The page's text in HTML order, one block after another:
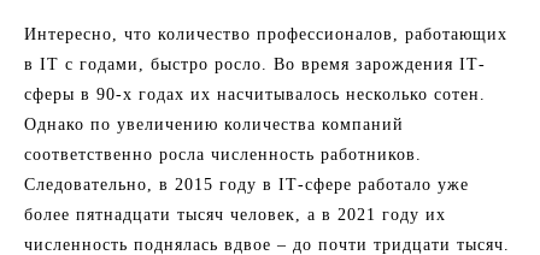
Интересно, что количество профессионалов, работающих
в ІТ с годами, быстро росло. Во время зарождения ІТ-
сферы в 90-х годах их насчитывалось несколько сотен.
Однако по увеличению количества компаний
соответственно росла численность работников.
Следовательно, в 2015 году в ІТ-сфере работало уже
более пятнадцати тысяч человек, а в 2021 году их
численность поднялась вдвое – до почти тридцати тысяч.